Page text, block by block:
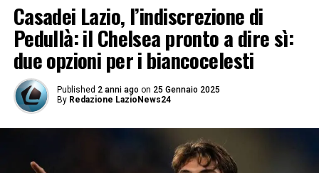
Casadei Lazio, l’indiscrezione di
Pedullà: il Chelsea pronto a dire sì:
due opzioni per i biancocelesti
Published 2 anni ago on 25 Gennaio 2025
By Redazione LazioNews24